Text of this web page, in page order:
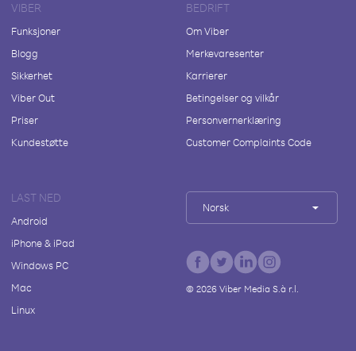
VIBER
Funksjoner
Blogg
Sikkerhet
Viber Out
Priser
Kundestøtte
BEDRIFT
Om Viber
Merkevaresenter
Karrierer
Betingelser og vilkår
Personvernerklæring
Customer Complaints Code
LAST NED
Android
iPhone & iPad
Windows PC
Mac
Linux
Norsk
© 2026Viber Media S.à r.l.